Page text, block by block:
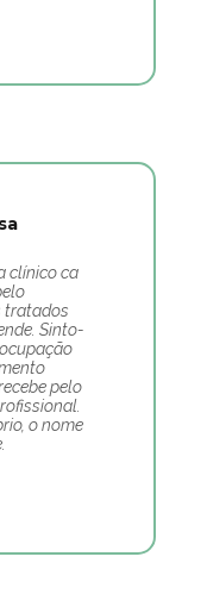
clínico ca
tratados
Sinto-
pelo
o nome